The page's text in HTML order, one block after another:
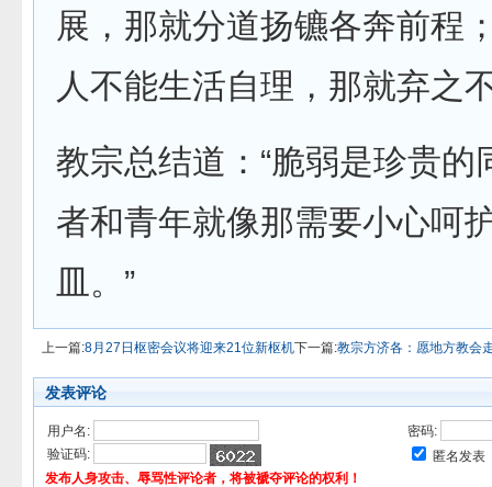
展，那就分道扬镳各奔前程
人不能生活自理，那就弃之
教宗总结道：“脆弱是珍贵的
者和青年就像那需要小心呵
皿。”
上一篇:8月27日枢密会议将迎来21位新枢机下一篇:教宗方济各：愿地方教会
发表评论
用户名:
密码:
验证码:
匿名发表
发布人身攻击、辱骂性评论者，将被褫夺评论的权利！